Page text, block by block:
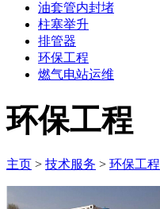
油套管内封堵
柱塞举升
排管器
环保工程
燃气电站运维
环保工程
主页 > 技术服务 > 环保工程